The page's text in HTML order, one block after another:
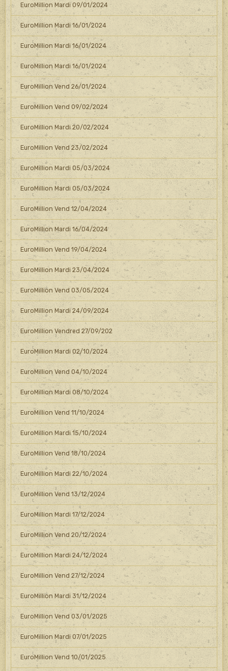
EuroMillion Mardi 09/01/2024
EuroMillion Mardi 16/01/2024
EuroMillion Mardi 16/01/2024
EuroMillion Mardi 16/01/2024
EuroMillion Vend 26/01/2024
EuroMillion Vend 09/02/2024
EuroMillion Mardi 20/02/2024
EuroMillion Vend 23/02/2024
EuroMillion Mardi 05/03/2024
EuroMillion Mardi 05/03/2024
EuroMillion Vend 12/04/2024
EuroMillion Mardi 16/04/2024
EuroMillion Vend 19/04/2024
EuroMillion Mardi 23/04/2024
EuroMillion Vend 03/05/2024
EuroMillion Mardi 24/09/2024
EuroMillion Vendred 27/09/202
EuroMillion Mardi 02/10/2024
EuroMillion Vend 04/10/2024
EuroMillion Mardi 08/10/2024
EuroMillion Vend 11/10/2024
EuroMillion Mardi 15/10/2024
EuroMillion Vend 18/10/2024
EuroMillion Mardi 22/10/2024
EuroMillion Vend 13/12/2024
EuroMillion Mardi 17/12/2024
EuroMillion Vend 20/12/2024
EuroMillion Mardi 24/12/2024
EuroMillion Vend 27/12/2024
EuroMillion Mardi 31/12/2024
EuroMillion Vend 03/01/2025
EuroMillion Mardi 07/01/2025
EuroMillion Vend 10/01/2025